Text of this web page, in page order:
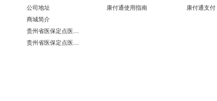
公司地址
商城简介
贵州省医保定点医疗机构医保服务情况表（第551分店）
贵州省医保定点医疗机构医保服务情况表（第100分店）
康付通使用指南
康付通支付